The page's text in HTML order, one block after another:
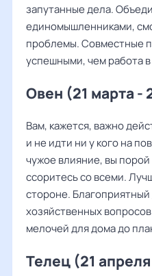
запутанные дела.
единомышленниками,
проблемы. Совместные
успешными, чем работа в
Овен (21 марта -
Вам, кажется, важно
и не идти ни у кого на
чужое влияние, вы
ссоритесь со всеми.
стороне.
хозяйственных
мелочей для дома до
Телец (21